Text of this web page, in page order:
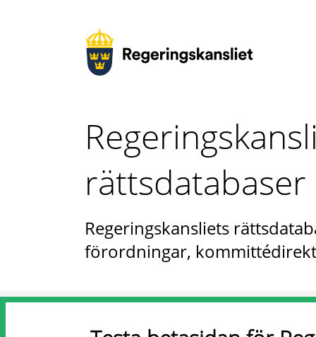
rättsdatabaser
Regeringskansliets
förordningar,